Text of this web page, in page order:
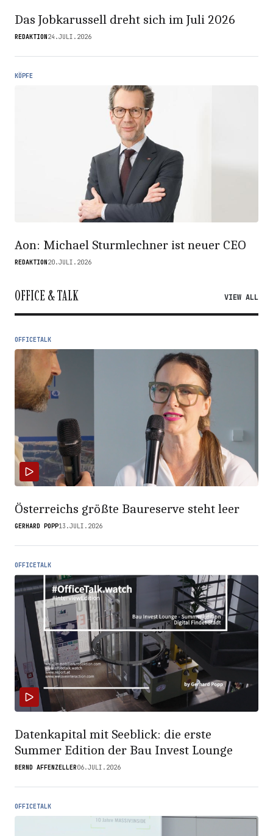
Das Jobkarussell dreht sich im Juli 2026
REDAKTION 24.JULI.2026
KÖPFE
Aon: Michael Sturmlechner ist neuer CEO
REDAKTION 20.JULI.2026
OFFICE & TALK VIEW ALL
OFFICETALK
Österreichs größte Baureserve steht leer
GERHARD POPP13.JULI.2026
OFFICETALK
Datenkapital mit Seeblick: die erste
Summer Edition der Bau Invest Lounge
BERND AFFENZELLER06.JULI.2026
OFFICETALK